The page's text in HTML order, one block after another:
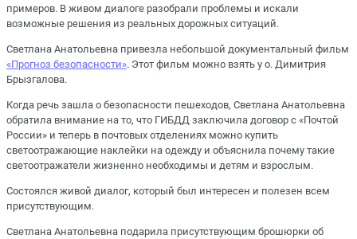
примеров. В живом диалоге разобрали проблемы и искали
возможные решения из реальных дорожных ситуаций.
Светлана Анатольевна привезла небольшой документальный фильм
«Прогноз безопасности». Этот фильм можно взять у о. Димитрия
Брызгалова.
Когда речь зашла о безопасности пешеходов, Светлана Анатольевна
обратила внимание на то, что ГИБДД заключила договор с «Почтой
России» и теперь в почтовых отделениях можно купить
светоотражающие наклейки на одежду и объяснила почему такие
светоотражатели жизненно необходимы и детям и взрослым.
Состоялся живой диалог, который был интересен и полезен всем
присутствующим.
Светлана Анатольевна подарила присутствующим брошюрки об